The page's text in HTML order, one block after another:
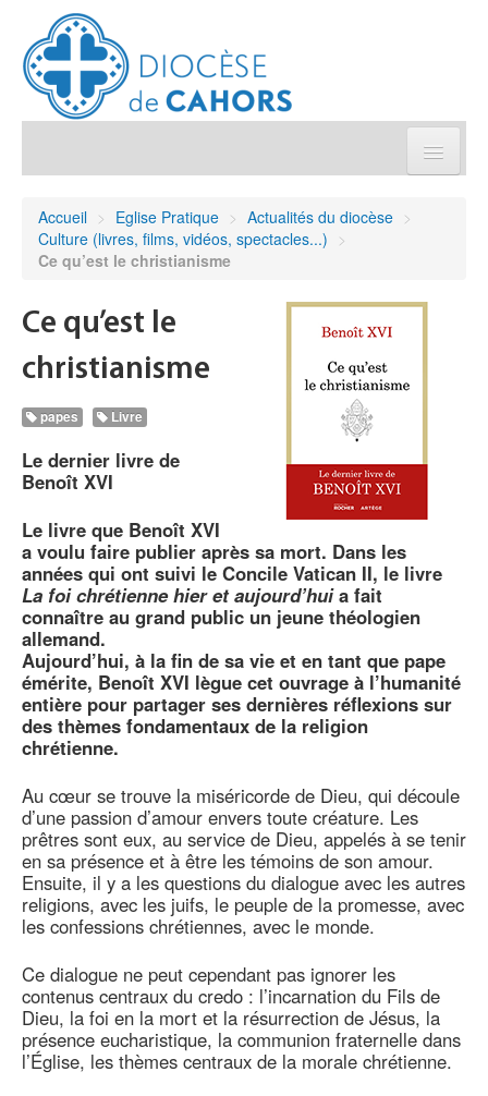
Démarches et sacrements
Sanctuaires & Pélerinages
Agenda diocésain
Je donne
Annuaire/Contact
Accueil > Eglise Pratique > Actualités du diocèse >
Culture (livres, films, vidéos, spectacles...) >
Ce qu’est le christianisme
Ce qu’est le
christianisme
papes Livre
Le dernier livre de
Benoît XVI
Le livre que Benoît XVI
a voulu faire publier après sa mort. Dans les
années qui ont suivi le Concile Vatican II, le livre
La foi chrétienne hier et aujourd’huia fait
connaître au grand public un jeune théologien
allemand.
Aujourd’hui, à la fin de sa vie et en tant que pape
émérite, Benoît XVI lègue cet ouvrage à l’humanité
entière pour partager ses dernières réflexions sur
des thèmes fondamentaux de la religion
chrétienne.
Au cœur se trouve la miséricorde de Dieu, qui découle
d’une passion d’amour envers toute créature. Les
prêtres sont eux, au service de Dieu, appelés à se tenir
en sa présence et à être les témoins de son amour.
Ensuite, il y a les questions du dialogue avec les autres
religions, avec les juifs, le peuple de la promesse, avec
les confessions chrétiennes, avec le monde.
Ce dialogue ne peut cependant pas ignorer les
contenus centraux du credo : l’incarnation du Fils de
Dieu, la foi en la mort et la résurrection de Jésus, la
présence eucharistique, la communion fraternelle dans
l’Église, les thèmes centraux de la morale chrétienne.